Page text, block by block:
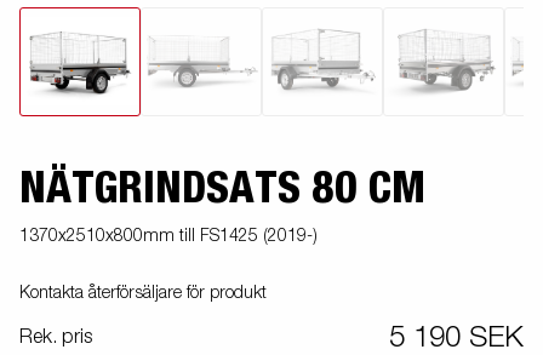
NÄTGRINDSATS 80 CM
1370x2510x800mm till FS1425 (2019-)
Kontakta återförsäljare för produkt
Rek. pris 5 190 SEK